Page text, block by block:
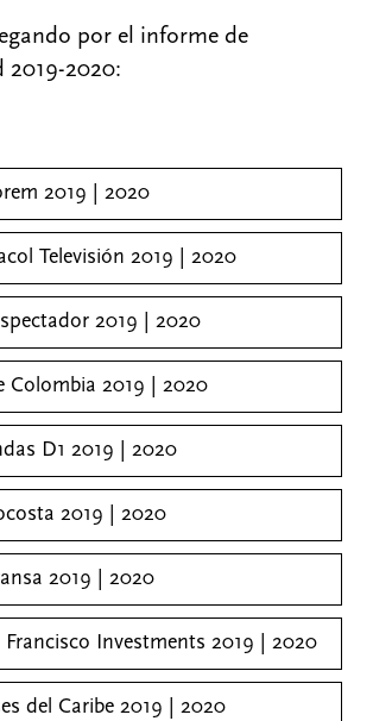
por el informe de
2019-2020:
2019 | 2020
Televisión 2019 | 2020
2019 | 2020
Colombia 2019 | 2020
D1 2019 | 2020
2019 | 2020
2019 | 2020
Francisco Investments 2019 | 2020
del Caribe 2019 | 2020